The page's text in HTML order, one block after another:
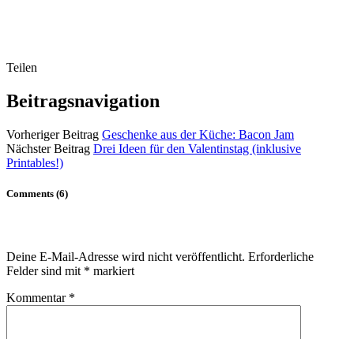
Teilen
Beitragsnavigation
Vorheriger Beitrag Geschenke aus der Küche: Bacon Jam
Nächster Beitrag Drei Ideen für den Valentinstag (inklusive
Printables!)
Comments (6)
Deine E-Mail-Adresse wird nicht veröffentlicht. Erforderliche
Felder sind mit * markiert
Kommentar *